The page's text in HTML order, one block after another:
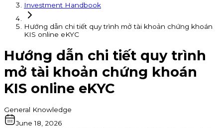
Investment Handbook
Hướng dẫn chi tiết quy trình mở tài khoản chứng khoán
KIS online eKYC
Hướng dẫn chi tiết quy trình
mở tài khoản chứng khoán
KIS online eKYC
General Knowledge
June 18, 2026